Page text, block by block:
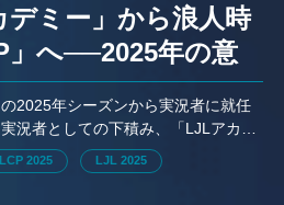
ミー」から浪人時
」へ──2025年の意
2025年シーズンから実況者に就任
況者としての下積み、「LJLアカデ
。
LCP 2025 LJL 2025